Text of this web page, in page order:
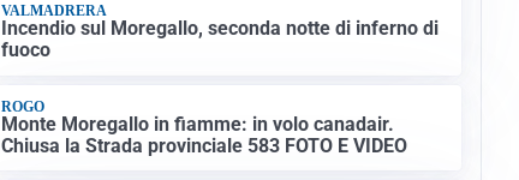
Castello di
VALMADRERA
Incendio sul Moregallo, seconda notte di inferno di
fuoco
ROGO
Monte Moregallo in fiamme: in volo canadair.
Chiusa la Strada provinciale 583 FOTO E VIDEO